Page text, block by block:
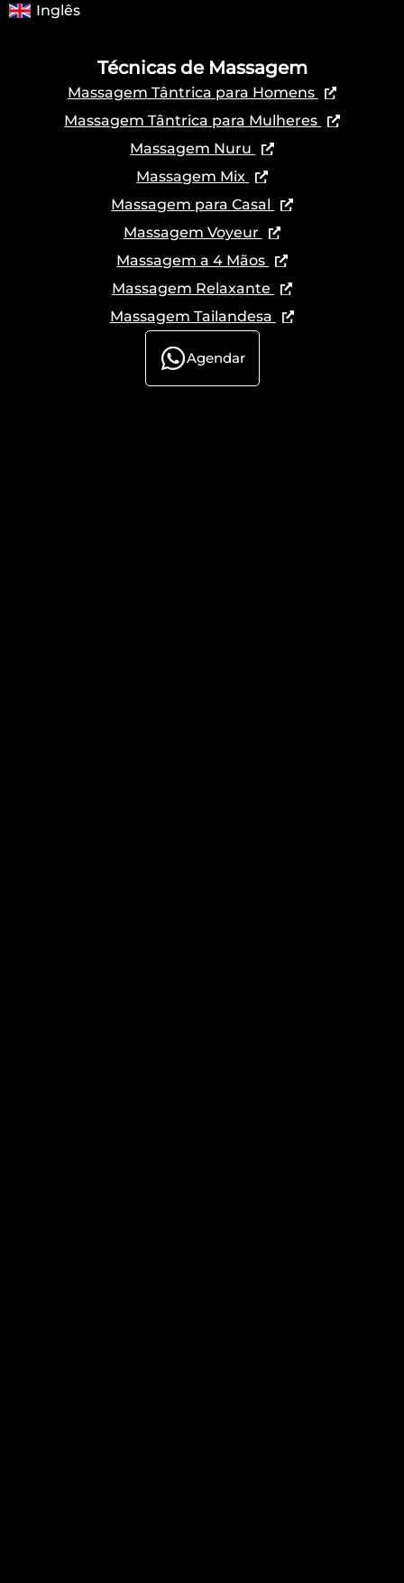
Inglês
Técnicas de Massagem
Massagem Tântrica para Homens
Massagem Tântrica para Mulheres
Massagem Nuru
Massagem Mix
Massagem para Casal
Massagem Voyeur
Massagem a 4 Mãos
Massagem Relaxante
Massagem Tailandesa
Agendar